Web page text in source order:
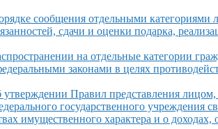
сообщения отдельными категориями
сдачи и оценки подарка,
на отдельные категории
законами в целях
Правил представления
государственного учреждения
имущественного характера и о